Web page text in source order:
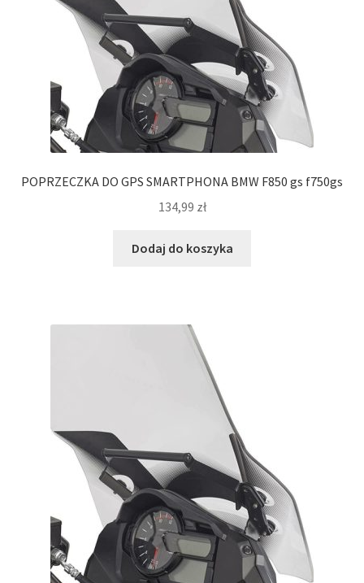
POPRZECZKA DO GPS SMARTPHONA BMW F850 gs f750gs
134,99 zł
Dodaj do koszyka